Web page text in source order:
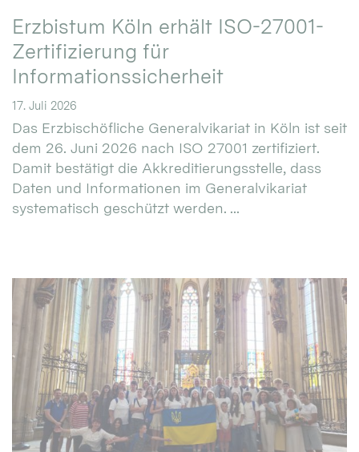
Erzbistum Köln erhält ISO-27001-
Zertifizierung für
Informationssicherheit
17. Juli 2026
Das Erzbischöfliche Generalvikariat in Köln ist seit
dem 26. Juni 2026 nach ISO 27001 zertifiziert.
Damit bestätigt die Akkreditierungsstelle, dass
Daten und Informationen im Generalvikariat
systematisch geschützt werden. ...